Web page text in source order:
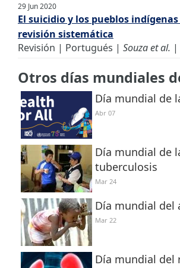
29 Jun 2020
El suicidio y los pueblos
revisión sistemática
Revisión | Portugués | Souza et al. |
Otros días mundiales
Día mundial de
Abr 07
Día mundial de
tuberculosis
Mar 24
Día mundial del
Mar 22
Día mundial del